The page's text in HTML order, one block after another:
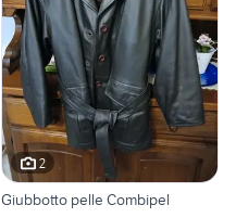
2
Giubbotto pelle Combipel